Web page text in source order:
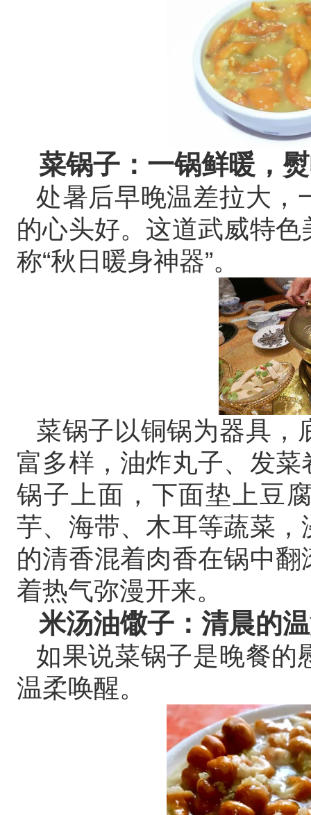
菜锅子：一锅鲜暖，
处暑后早晚温差拉大，
的心头好。这道武威特
称“秋日暖身神器”。
菜锅子以铜锅为器具，
富多样，油炸丸子、发
锅子上面，下面垫上豆
芋、海带、木耳等蔬菜
的清香混着肉香在锅中
着热气弥漫开来。
米汤油馓子：清晨的
如果说菜锅子是晚餐的
温柔唤醒。